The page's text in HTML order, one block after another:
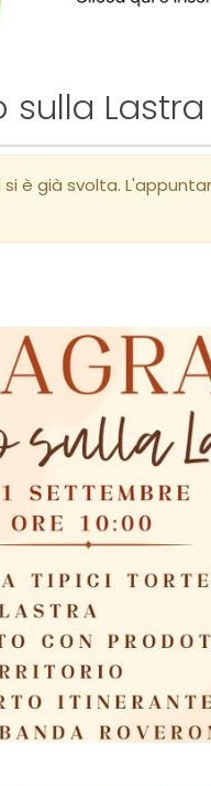
sulla Lastra
è già svolta.